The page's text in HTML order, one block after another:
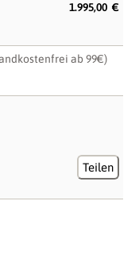
1.995,00 €
ab 99€)
Teilen